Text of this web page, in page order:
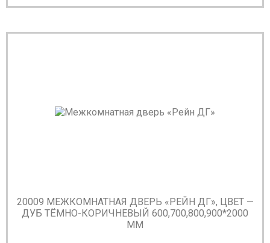
20009 МЕЖКОМНАТНАЯ ДВЕРЬ «РЕЙН ДГ», ЦВЕТ —
ДУБ ТЁМНО-КОРИЧНЕВЫЙ 600,700,800,900*2000
ММ